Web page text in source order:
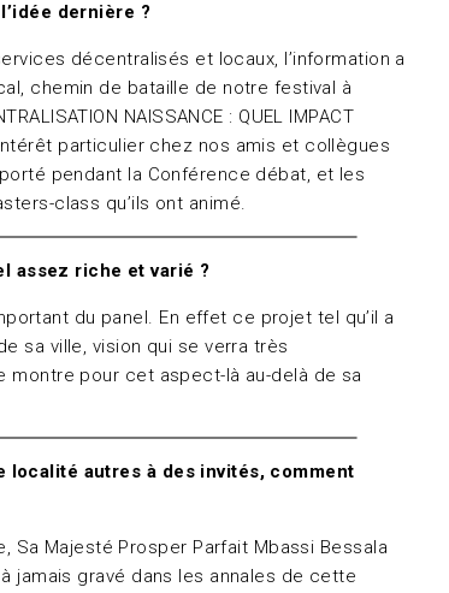
dernière ?
décentralisés et locaux, l’information a
chemin de bataille de notre festival à
NAISSANCE : QUEL IMPACT
intérêt particulier chez nos amis et collègues
pendant la Conférence débat, et les
class qu’ils ont animé.
assez riche et varié ?
du panel. En effet ce projet tel qu’il a
sa ville, vision qui se verra très
montre pour cet aspect-là au-delà de sa
autres à des invités, comment
Sa Majesté Prosper Parfait Mbassi Bessala
jamais gravé dans les annales de cette